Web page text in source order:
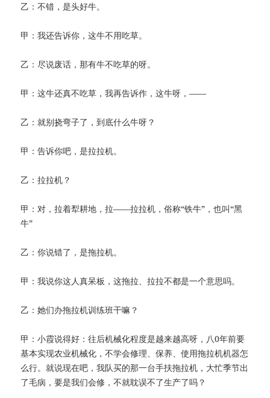
乙：不错，是头好牛。
甲：我还告诉你，这牛不用吃草。
乙：尽说废话，那有牛不吃草的呀。
甲：这牛还真不吃草，我再告诉作，这牛呀，——
乙：就别挠弯子了，到底什么牛呀？
甲：告诉你吧，是拉拉机。
乙：拉拉机？
甲：对，拉着犁耕地，拉——拉拉机，俗称“铁牛”，也叫“黑
牛”
乙：你说错了，是拖拉机。
甲：我说你这人真呆板，这拖拉、拉拉不都是一个意思吗。
乙：她们办拖拉机训练班干嘛？
甲：小霞说得好：往后机械化程度是越来越高呀，八0年前要
基本实现农业机械化，不学会修理、保养、使用拖拉机机器怎
么行。就说现在吧，我队买的那一台手扶拖拉机，大忙季节出
了毛病，要是我们会修，不就耽误不了生产了吗？